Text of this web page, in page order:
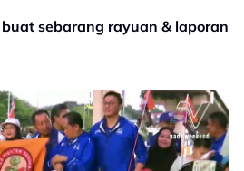
sebarang rayuan & laporan